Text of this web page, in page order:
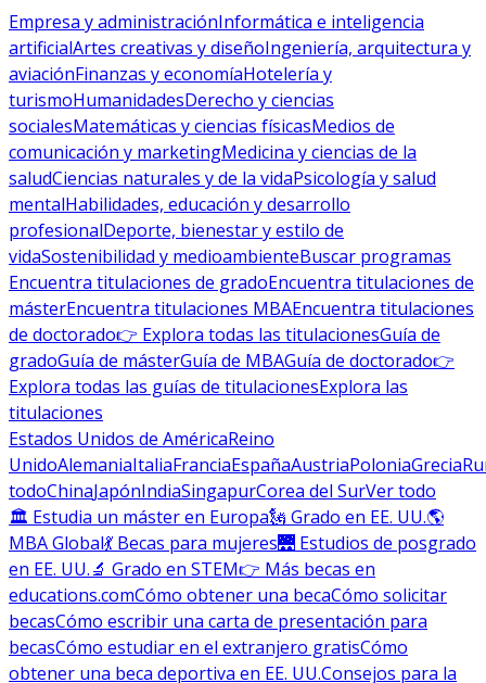
Empresa y administraciónInformática e inteligencia
artificialArtes creativas y diseñoIngeniería, arquitectura y
aviaciónFinanzas y economíaHotelería y
turismoHumanidadesDerecho y ciencias
socialesMatemáticas y ciencias físicasMedios de
comunicación y marketingMedicina y ciencias de la
saludCiencias naturales y de la vidaPsicología y salud
mentalHabilidades, educación y desarrollo
profesionalDeporte, bienestar y estilo de
vidaSostenibilidad y medioambienteBuscar programas
Encuentra titulaciones de gradoEncuentra titulaciones de
másterEncuentra titulaciones MBAEncuentra titulaciones
de doctorado👉 Explora todas las titulacionesGuía de
gradoGuía de másterGuía de MBAGuía de doctorado👉
Explora todas las guías de titulacionesExplora las
titulaciones
Estados Unidos de AméricaReino
UnidoAlemaniaItaliaFranciaEspañaAustriaPoloniaGrecia
todoChinaJapónIndiaSingapurCorea del SurVer todo
🏛 Estudia un máster en Europa🗽 Grado en EE. UU.🌎
MBA Global💃 Becas para mujeres🌉 Estudios de posgrado
en EE. UU.🔬 Grado en STEM👉 Más becas en
educations.comCómo obtener una becaCómo solicitar
becasCómo escribir una carta de presentación para
becasCómo estudiar en el extranjero gratisCómo
obtener una beca deportiva en EE. UU.Consejos para la